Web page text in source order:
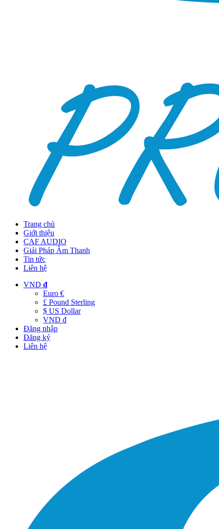
Trang chủ
Giới thiệu
CAF AUDIO
Giải Pháp Âm Thanh
Tin tức
Liên hệ
VND đ
Euro €
£ Pound Sterling
$ US Dollar
VND đ
Đăng nhập
Đăng ký
Liên hệ